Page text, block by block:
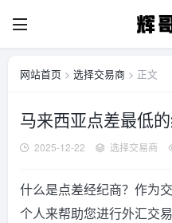
网站首页 > 选择交易商 > 正文
马来西亚点差最低
2025-12-22 选择交易商
什么是点差经纪商？作为
个人来帮助您进行外汇交